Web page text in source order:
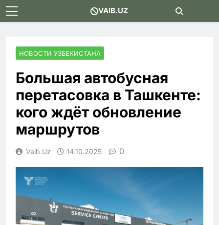
Skip
to
VAIB.UZ
НОВОСТИ УЗБЕКИСТАНА
Большая автобусная
перетасовка в Ташкенте:
кого ждёт обновление
маршрутов
Vaib.uz 14.10.2025 0